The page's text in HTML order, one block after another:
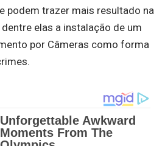
podem trazer mais resultado na
elas a instalação de um
por Câmeras como forma